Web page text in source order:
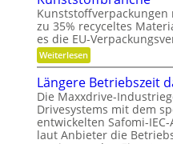
h
a
f
f
u
n
g
e
r
k
e
n
n
y
b
r
d
-
K
u
g
e
l
l
a
l
l
g
e
n
a
u
p
o
s
i
t
i
Kunststoffverpackungen
zu 35% recyceltes
es die EU-
Weiterlesen:
K
r
e
i
s
l
a
Längere Betriebszeit
Die Maxxdrive-
Drivesystems mit dem
entwickelten Safomi-
laut Anbieter die